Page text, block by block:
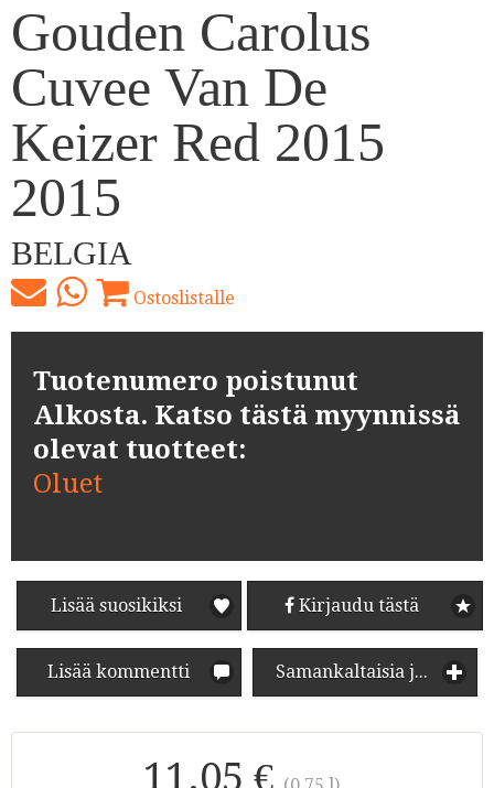
Gouden Carolus
Cuvee Van De
Keizer Red 2015
2015
BELGIA
Ostoslistalle
Tuotenumero poistunut
Alkosta. Katso tästä myynnissä
olevat tuotteet:
Oluet
Lisää suosikiksi Kirjaudu tästä
Lisää kommentti Samankaltaisia juomia
11.05 €